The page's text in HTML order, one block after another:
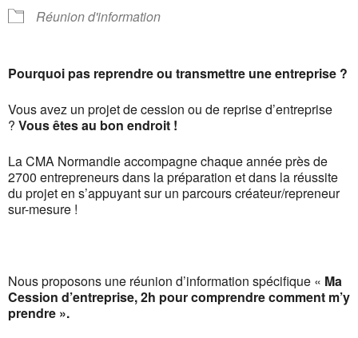
Réunion d'information
Pourquoi pas reprendre ou transmettre une entreprise ?
Vous avez un projet de cession ou de reprise d’entreprise
? Vous êtes au bon endroit !
La CMA Normandie accompagne chaque année près de
2700 entrepreneurs dans la préparation et dans la réussite
du projet en s’appuyant sur un parcours créateur/repreneur
sur-mesure !
Nous proposons une réunion d’information spécifique « Ma
Cession d’entreprise, 2h pour comprendre comment m’y
prendre ».